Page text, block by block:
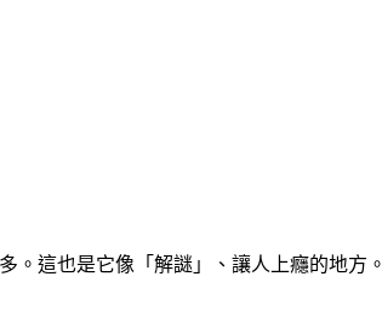
這也是它像「解謎」、讓人上癮的地方。